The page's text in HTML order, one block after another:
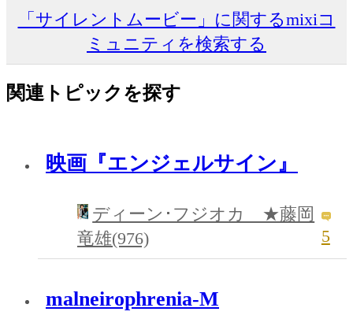
「サイレントムービー」に関するmixiコ
ミュニティを検索する
関連トピックを探す
映画『エンジェルサイン』
ディーン･フジオカ ★藤岡
竜雄(976)
5
malneirophrenia-M